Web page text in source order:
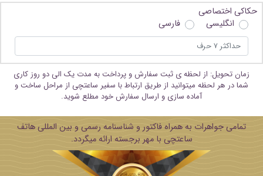
حکاکی اختصاصی
انگلیسی
فارسی
زمان تحویل: از لحظه ی ثبت سفارش و پرداخت به مدت یک الی دو روز کاری
شما در هر لحظه میتوانید از طریق ارتباط با سفیر ساعتچی از مراحل ساخت و
آماده سازی و ارسال سفارش خود مطلع شوید.
تمامی جواهرات به همراه فاکتور و شناسنامه رسمی و بین المللی هاتف
ساعتچی با مهر برجسته ارائه میگردد.